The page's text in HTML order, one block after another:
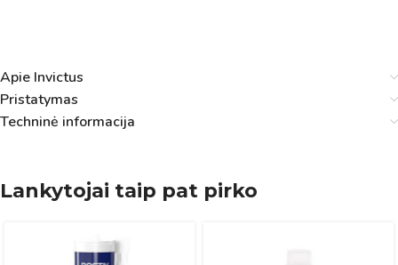
Apie Invictus
Pristatymas
Techninė informacija
Lankytojai taip pat pirko